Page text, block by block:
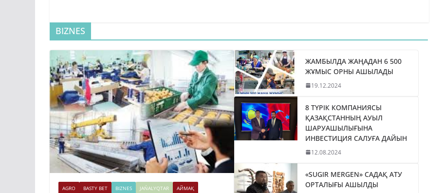
BIZNES
AGRO BASTY BET BIZNES JAŃALYQTAR
АЙМАҚ
ЖАМБЫЛДА ЖАҢАДАН 6 500
ЖҰМЫС ОРНЫ АШЫЛАДЫ
19.12.2024
8 ТҮРІК КОМПАНИЯСЫ
ҚАЗАҚСТАННЫҢ АУЫЛ
ШАРУАШЫЛЫҒЫНА
ИНВЕСТИЦИЯ САЛУҒА ДАЙЫН
12.08.2024
«SUGIR MERGEN» САДАҚ АТУ
ОРТАЛЫҒЫ АШЫЛДЫ